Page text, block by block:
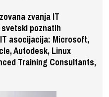
zvanja IT
poznatih
asocijacija: Microsoft,
Autodesk, Linux
Training Consultants,